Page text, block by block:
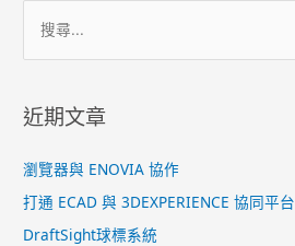
近期文章
瀏覽器與 ENOVIA 協作
打通 ECAD 與 3DEXPERIENCE 協同平台
DraftSight球標系統